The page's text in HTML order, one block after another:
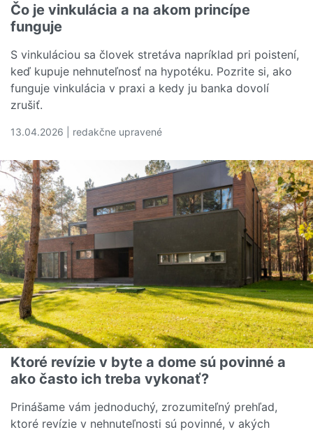
Čo je vinkulácia a na akom princípe
funguje
S vinkuláciou sa človek stretáva napríklad pri poistení,
keď kupuje nehnuteľnosť na hypotéku. Pozrite si, ako
funguje vinkulácia v praxi a kedy ju banka dovolí
zrušiť.
13.04.2026 | redakčne upravené
Ktoré revízie v byte a dome sú povinné a
ako často ich treba vykonať?
Prinášame vám jednoduchý, zrozumiteľný prehľad,
ktoré revízie v nehnuteľnosti sú povinné, v akých